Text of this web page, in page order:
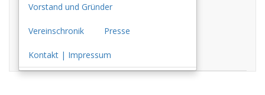
Vorstand und Gründer
Vereinschronik Presse
Kontakt | Impressum